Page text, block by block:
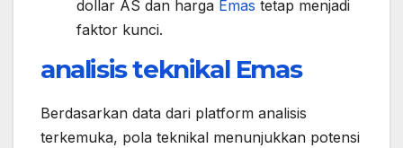
dollar AS dan harga Emas tetap menjadi
faktor kunci.
analisis teknikal Emas
Berdasarkan data dari platform analisis
terkemuka, pola teknikal menunjukkan potensi